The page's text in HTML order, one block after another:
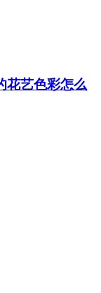
花艺色彩怎么